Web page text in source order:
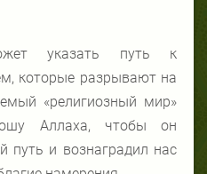
указать путь к
которые разрывают на
«религиозный мир»
Аллаха, чтобы он
путь и вознаградил нас